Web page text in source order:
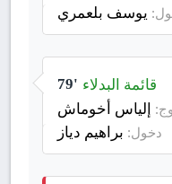
يوسف بلعمري
79' قائمة البدلاء
إلياس أخوماش
دخول: براهيم دياز